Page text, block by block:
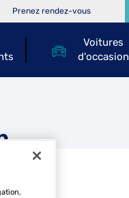
Voitures
d'occasion
Prenez rendez-vous